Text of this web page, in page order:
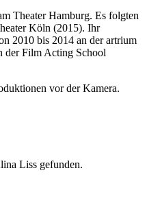
Theater Hamburg. Es folgten
Köln (2015). Ihr
2010 bis 2014 an der artrium
der Film Acting School
vor der Kamera.
Liss gefunden.